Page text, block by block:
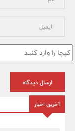
ارسال دیدگاه
آخرین اخبار